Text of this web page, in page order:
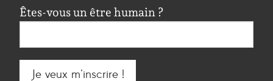
Êtes-vous un être humain ?